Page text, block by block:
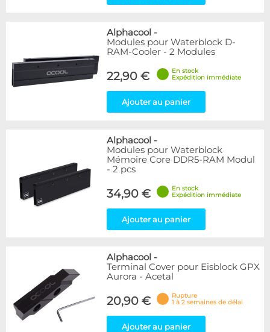
Alphacool -
Modules pour Waterblock D-
RAM-Cooler - 2 Modules
22,90 €
En stock
Expédition immédiate
Ajouter au panier
Alphacool -
Modules pour Waterblock
Mémoire Core DDR5-RAM Modul
- 2 pcs
34,90 €
En stock
Expédition immédiate
Ajouter au panier
Alphacool -
Terminal Cover pour Eisblock GPX
Aurora - Acetal
20,90 €
Rupture
1 à 2 semaines de délai
Ajouter au panier